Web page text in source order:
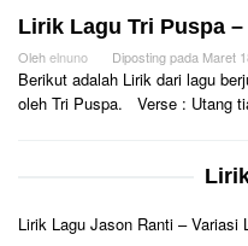
Lirik Lagu Tri Puspa
Olehelnuno Diposting pada Maret
Berikut adalah Lirik dari lagu
oleh Tri Puspa. Verse : Utang
Lirik Lagu Jason Ranti – Variasi